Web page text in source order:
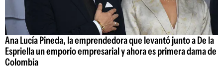
Ana Lucía Pineda, la emprendedora que levantó junto a De la
Espriella un emporio empresarial y ahora es primera dama de
Colombia